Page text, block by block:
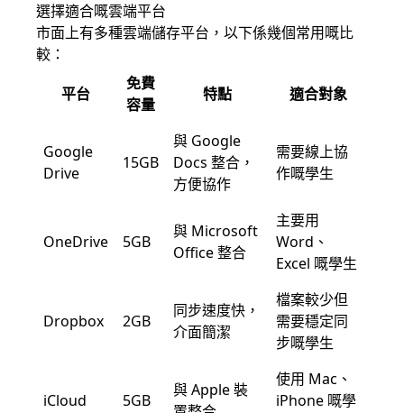
選擇適合嘅雲端平台
市面上有多種雲端儲存平台，以下係幾個常用嘅比
較：
平台
免費
容量
特點 適合對象
Google
Drive
15GB
與 Google
Docs 整合，
方便協作
需要線上協
作嘅學生
OneDrive 5GB
與 Microsoft
Office 整合
主要用
Word、
Excel 嘅學生
Dropbox 2GB
同步速度快，
介面簡潔
檔案較少但
需要穩定同
步嘅學生
iCloud 5GB
與 Apple 裝
使用 Mac、
iPhone 嘅學